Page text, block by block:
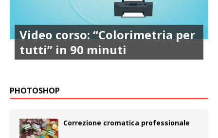
Video corso: “Colorimetria per
tutti” in 90 minuti
PHOTOSHOP
Correzione cromatica professionale